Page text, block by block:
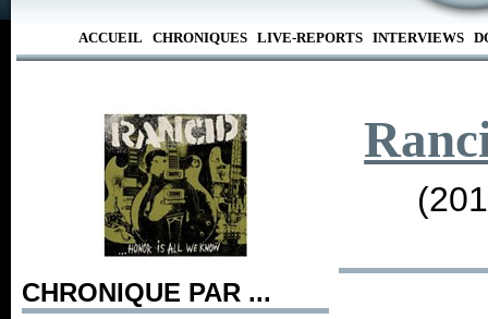
ACCUEIL CHRONIQUES LIVE-REPORTS INTERVIEWS
CHRONIQUE PAR ...